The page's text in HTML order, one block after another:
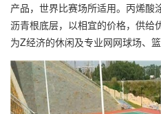
产品，世界比赛场所适用。丙烯酸
沥青根底层，以相宜的价格，供给
为Z经济的休闲及专业网网球场、篮